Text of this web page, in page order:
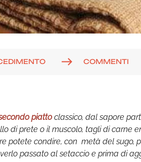
COMMENTI
piattoclassico, dal sapore
di prete o il muscolo, tagli di carne
potete condire, con metà del
passato al setaccio e prima di